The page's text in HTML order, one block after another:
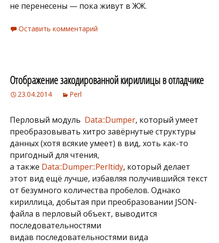
не перенесены — пока живут в ЖЖ.
Оставить комментарий
Отображение закодированной кириллицы в отладчике
23.04.2014 Perl
Перловый модуль Data::Dumper, который умеет
преобразовывать хитро завёрнутые структуры
данных (хотя всякие умеет) в вид, хоть как-то
пригодный для чтения,
а также Data::Dumper::Perltidy, который делает
этот вид ещё лучше, избавляя получившийся текст
от безумного количества пробелов. Однако
кириллица, добытая при преобразовании JSON-
файла в перловый объект, выводится
последовательностями
видав последовательностями вида